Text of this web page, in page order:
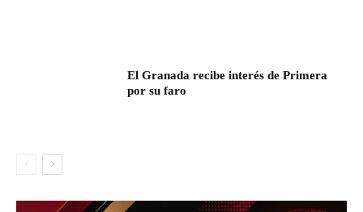
El Granada recibe interés de Primera
por su faro